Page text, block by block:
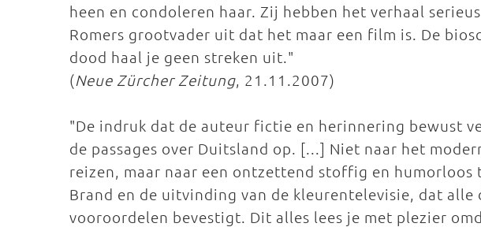
heen en condoleren haar. Zij hebben het verhaal
Romers grootvader uit dat het maar een film is. De
dood haal je geen streken uit."
(Neue Zürcher Zeitung, 21.11.2007)
"De indruk dat de auteur fictie en herinnering bewust
de passages over Duitsland op. [...] Niet naar het
reizen, maar naar een ontzettend stoffig en
Brand en de uitvinding van de kleurentelevisie, dat alle
vooroordelen bevestigt. Dit alles lees je met plezier